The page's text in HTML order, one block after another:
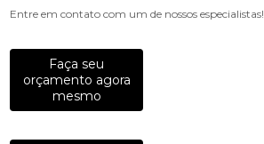
Entre em contato com um de nossos especialistas!
Faça seu
orçamento agora
mesmo